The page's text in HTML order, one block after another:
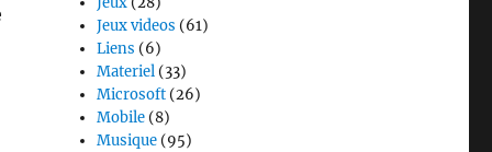
Jeux videos (61)
Liens (6)
Materiel (33)
Microsoft (26)
Mobile (8)
Musique (95)